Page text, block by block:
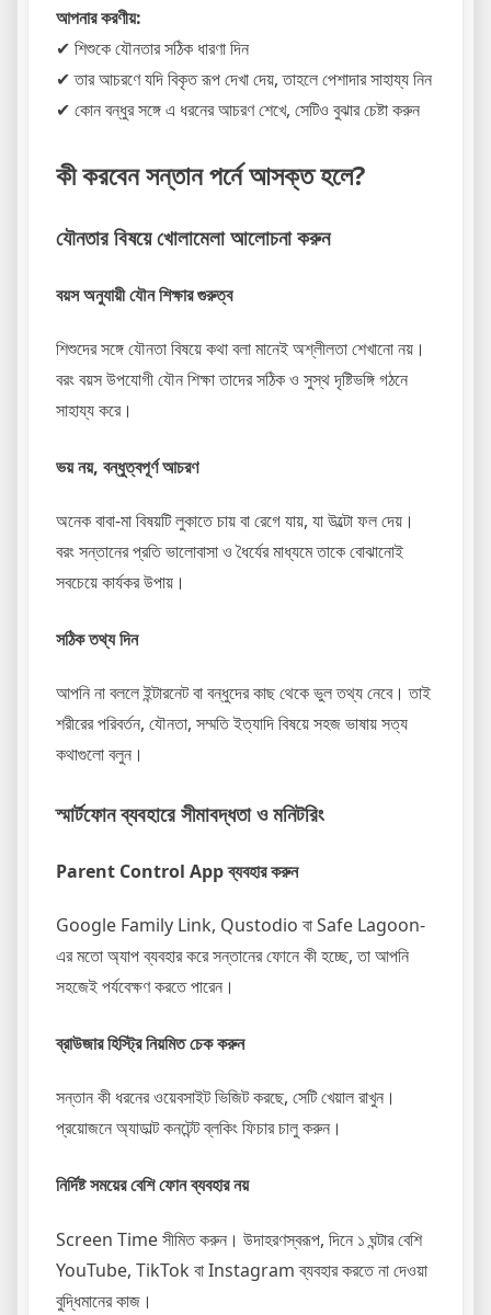
আপনার করণীয়:
✔ শিশুকে যৌনতার সঠিক ধারণা দিন
✔ তার আচরণে যদি বিকৃত রূপ দেখা দেয়, তাহলে পেশাদার সাহায্য নিন
✔ কোন বন্ধুর সঙ্গে এ ধরনের আচরণ শেখে, সেটিও বুঝার চেষ্টা করুন
কী করবেন সন্তান পর্নে আসক্ত হলে?
যৌনতার বিষয়ে খোলামেলা আলোচনা করুন
বয়স অনুযায়ী যৌন শিক্ষার গুরুত্ব
শিশুদের সঙ্গে যৌনতা বিষয়ে কথা বলা মানেই অশ্লীলতা শেখানো নয়।
বরং বয়স উপযোগী যৌন শিক্ষা তাদের সঠিক ও সুস্থ দৃষ্টিভঙ্গি গঠনে
সাহায্য করে।
ভয় নয়, বন্ধুত্বপূর্ণ আচরণ
অনেক বাবা-মা বিষয়টি লুকাতে চায় বা রেগে যায়, যা উল্টো ফল দেয়।
বরং সন্তানের প্রতি ভালোবাসা ও ধৈর্যের মাধ্যমে তাকে বোঝানোই
সবচেয়ে কার্যকর উপায়।
সঠিক তথ্য দিন
আপনি না বললে ইন্টারনেট বা বন্ধুদের কাছ থেকে ভুল তথ্য নেবে। তাই
শরীরের পরিবর্তন, যৌনতা, সম্মতি ইত্যাদি বিষয়ে সহজ ভাষায় সত্য
কথাগুলো বলুন।
স্মার্টফোন ব্যবহারে সীমাবদ্ধতা ও মনিটরিং
Parent Control App ব্যবহার করুন
Google Family Link, Qustodio বা Safe Lagoon-
এর মতো অ্যাপ ব্যবহার করে সন্তানের ফোনে কী হচ্ছে, তা আপনি
সহজেই পর্যবেক্ষণ করতে পারেন।
ব্রাউজার হিস্ট্রি নিয়মিত চেক করুন
সন্তান কী ধরনের ওয়েবসাইট ভিজিট করছে, সেটি খেয়াল রাখুন।
প্রয়োজনে অ্যাডাল্ট কনটেন্ট ব্লকিং ফিচার চালু করুন।
নির্দিষ্ট সময়ের বেশি ফোন ব্যবহার নয়
Screen Time সীমিত করুন। উদাহরণস্বরূপ, দিনে ১ ঘন্টার বেশি
YouTube, TikTok বা Instagram ব্যবহার করতে না দেওয়া
বুদ্ধিমানের কাজ।